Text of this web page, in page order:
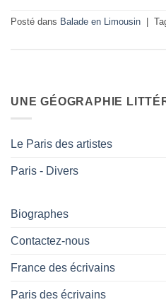
Posté dans Balade en Limousin
UNE GÉOGRAPHIE
Le Paris des artistes
Paris - Divers
Biographes
Contactez-nous
France des écrivains
Paris des écrivains